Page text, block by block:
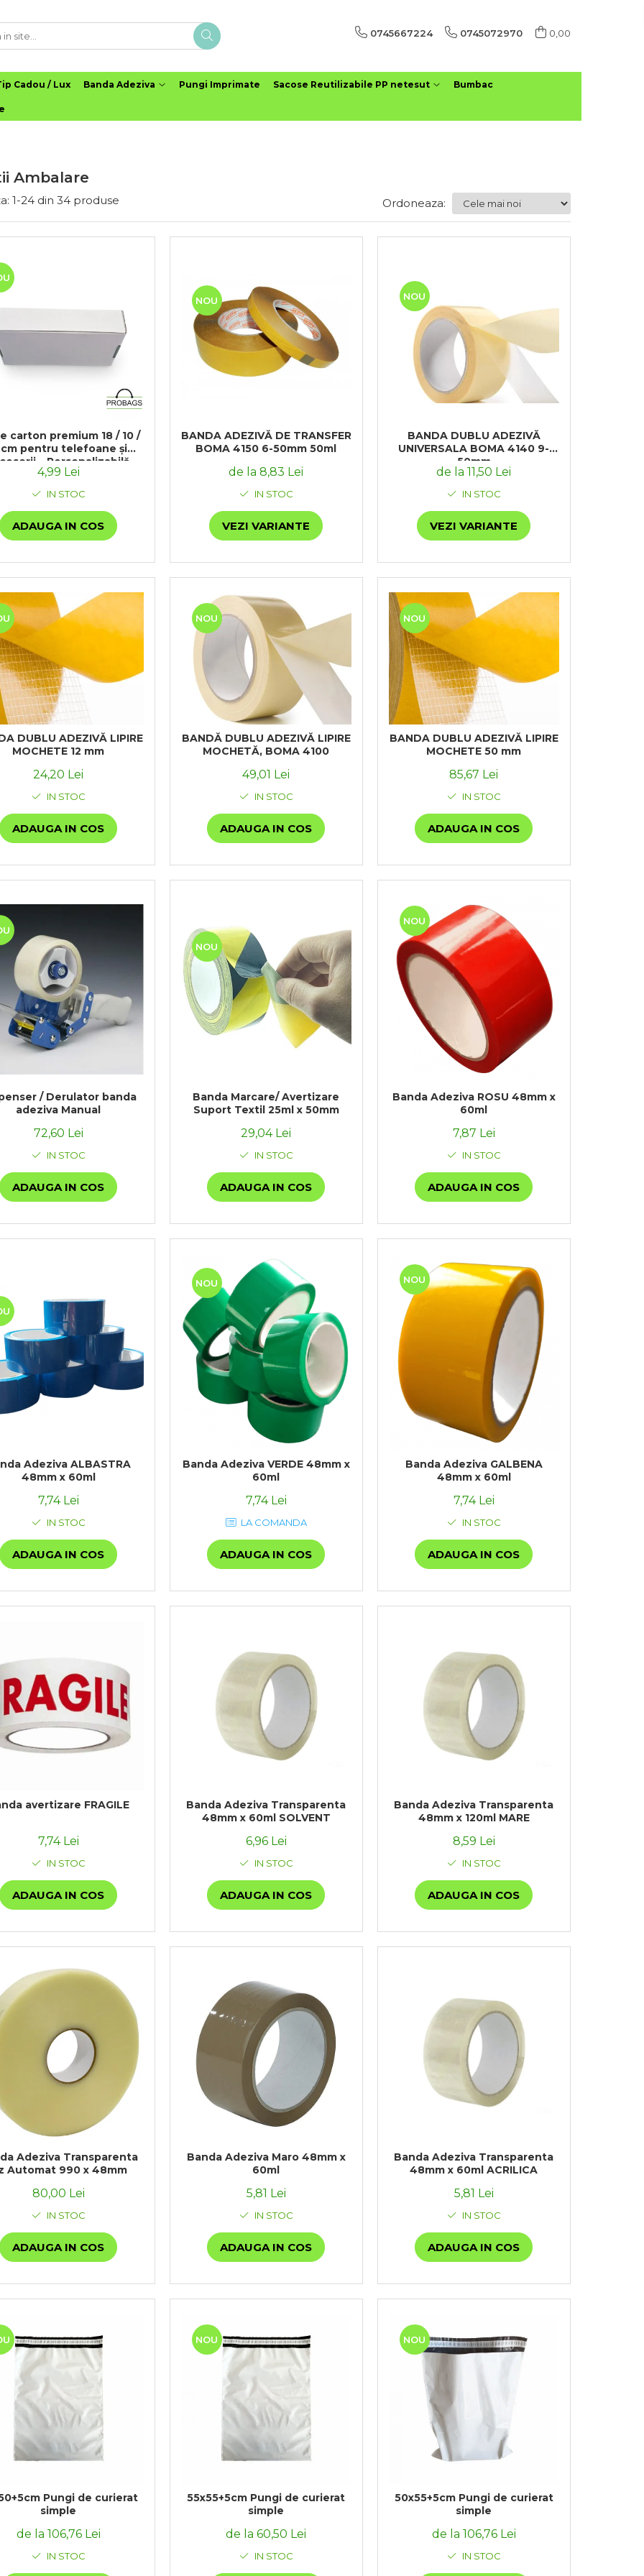
0745667224 0745072970 0,00
Cadou / Lux Banda Adeziva Pungi Imprimate Sacose Reutilizabile PP netesut Bumbac
Ambalare
1-24din 34 produse Ordoneaza:
premium 18 / 10 /
pentru telefoane și
– Personalizabilă
4,99 Lei
IN STOC
ADAUGA IN COS
NOU
BANDA ADEZIVĂ DE TRANSFER
BOMA 4150 6-50mm 50ml
de la 8,83 Lei
IN STOC
VEZI VARIANTE
NOU
BANDA DUBLU ADEZIVĂ
UNIVERSALA BOMA 4140 9-
50mm
de la 11,50 Lei
IN STOC
VEZI VARIANTE
DUBLU ADEZIVĂ LIPIRE
MOCHETE 12 mm
24,20 Lei
IN STOC
ADAUGA IN COS
NOU
BANDĂ DUBLU ADEZIVĂ LIPIRE
MOCHETĂ, BOMA 4100
49,01 Lei
IN STOC
ADAUGA IN COS
NOU
BANDA DUBLU ADEZIVĂ LIPIRE
MOCHETE 50 mm
85,67 Lei
IN STOC
ADAUGA IN COS
/ Derulator banda
adeziva Manual
72,60 Lei
IN STOC
ADAUGA IN COS
NOU
Banda Marcare/ Avertizare
Suport Textil 25ml x 50mm
29,04 Lei
IN STOC
ADAUGA IN COS
NOU
Banda Adeziva ROSU 48mm x
60ml
7,87 Lei
IN STOC
ADAUGA IN COS
Adeziva ALBASTRA
48mm x 60ml
7,74 Lei
IN STOC
ADAUGA IN COS
NOU
Banda Adeziva VERDE 48mm x
60ml
7,74 Lei
LA COMANDA
ADAUGA IN COS
NOU
Banda Adeziva GALBENA
48mm x 60ml
7,74 Lei
IN STOC
ADAUGA IN COS
avertizare FRAGILE
7,74 Lei
IN STOC
ADAUGA IN COS
Banda Adeziva Transparenta
48mm x 60ml SOLVENT
6,96 Lei
IN STOC
ADAUGA IN COS
Banda Adeziva Transparenta
48mm x 120ml MARE
8,59 Lei
IN STOC
ADAUGA IN COS
Adeziva Transparenta
Automat 990 x 48mm
80,00 Lei
IN STOC
ADAUGA IN COS
Banda Adeziva Maro 48mm x
60ml
5,81 Lei
IN STOC
ADAUGA IN COS
Banda Adeziva Transparenta
48mm x 60ml ACRILICA
5,81 Lei
IN STOC
ADAUGA IN COS
Pungi de curierat
simple
de la 106,76 Lei
IN STOC
NOU
55x55+5cm Pungi de curierat
simple
de la 60,50 Lei
IN STOC
NOU
50x55+5cm Pungi de curierat
simple
de la 106,76 Lei
IN STOC